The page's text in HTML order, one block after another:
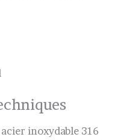
acier inoxydable 316